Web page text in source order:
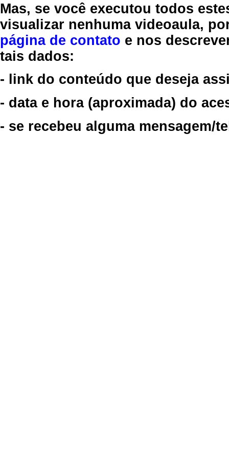
Mas, se você executou todos
visualizar nenhuma videoaula,
página de contato e nos
tais dados:
- link do conteúdo que deseja
- data e hora (aproximada) do
- se recebeu alguma mensagem/